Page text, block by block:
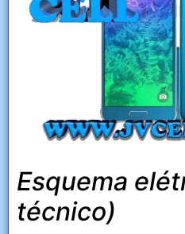
Esquema
técnico)